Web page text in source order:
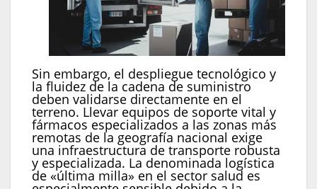
Sin embargo, el despliegue tecnológico y
la fluidez de la cadena de suministro
deben validarse directamente en el
terreno. Llevar equipos de soporte vital y
fármacos especializados a las zonas más
remotas de la geografía nacional exige
una infraestructura de transporte robusta
y especializada. La denominada logística
de «última milla» en el sector salud es